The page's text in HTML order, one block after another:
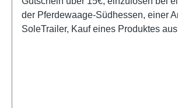
der Pferdewaage-Südhessen, einer
SoleTrailer, Kauf eines Produktes